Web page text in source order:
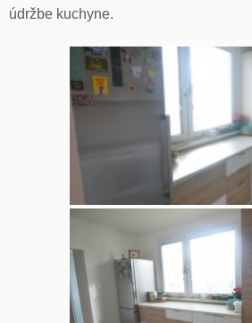
údržbe kuchyne.